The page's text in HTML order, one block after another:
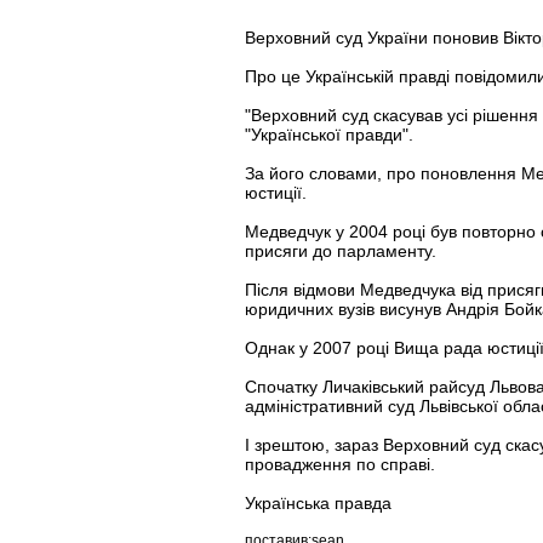
Верховний суд України поновив
Про це Українській правді
"Верховний суд скасував усі
"Української правди".
За його словами, про поновлення
юстиції.
Медведчук у 2004 році був
присяги до парламенту.
Після відмови Медведчука від
юридичних вузів висунув Андрія
Однак у 2007 році Вища рада
Спочатку Личаківський райсуд
адміністративний суд Львівської
І зрештою, зараз Верховний суд
провадження по справі.
Українська правда